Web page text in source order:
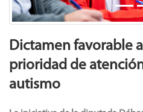
Dictamen favorable
prioridad de
autismo